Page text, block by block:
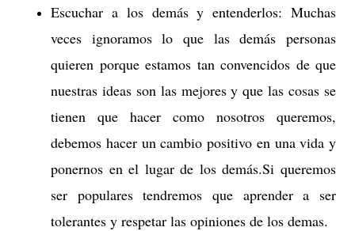
Escuchar a los demás y entenderlos: Muchas
veces ignoramos lo que las demás personas
quieren porque estamos tan convencidos de que
nuestras ideas son las mejores y que las cosas se
tienen que hacer como nosotros queremos,
debemos hacer un cambio positivo en una vida y
ponernos en el lugar de los demás.Si queremos
ser populares tendremos que aprender a ser
tolerantes y respetar las opiniones de los demas.